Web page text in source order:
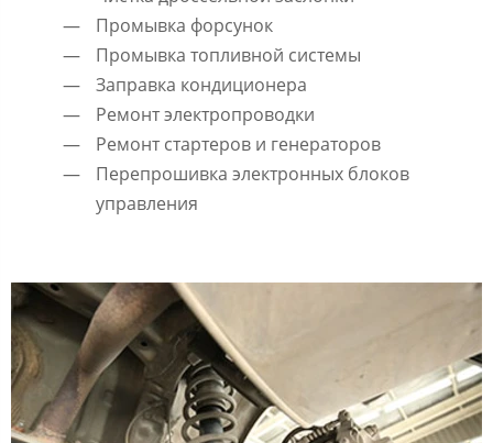
Промывка форсунок
Промывка топливной системы
Заправка кондиционера
Ремонт электропроводки
Ремонт стартеров и генераторов
Перепрошивка электронных блоков
управления